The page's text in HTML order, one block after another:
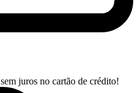
sem juros no cartão de crédito!